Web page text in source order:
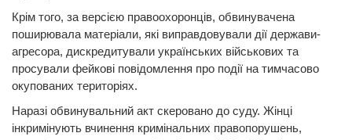
Крім того, за версією правоохоронців, обвинувачена
поширювала матеріали, які виправдовували дії держави-
агресора, дискредитували українських військових та
просували фейкові повідомлення про події на тимчасово
окупованих територіях.
Наразі обвинувальний акт скеровано до суду. Жінці
інкримінують вчинення кримінальних правопорушень,